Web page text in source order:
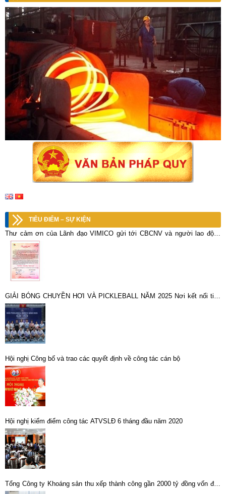
TIÊU ĐIỂM – SỰ KIỆN
Thư cảm ơn của Lãnh đạo VIMICO gửi tới CBCNV và người lao động
nhân kỷ niệm 25 năm ngày thành lập Tổng công ty Khoáng sản – TKV
GIẢI BÓNG CHUYỀN HƠI VÀ PICKLEBALL NĂM 2025 Nơi kết nối tinh
hoa và bản lĩnh người khoáng sản
Hội nghị Công bố và trao các quyết định về công tác cán bộ
Hội nghị kiểm điểm công tác ATVSLĐ 6 tháng đầu năm 2020
Tổng Công ty Khoáng sản thu xếp thành công gần 2000 tỷ đồng vốn đầu